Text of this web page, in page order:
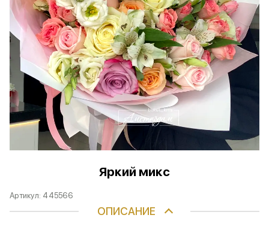
Яркий микс
Артикул: 445566
ОПИСАНИЕ